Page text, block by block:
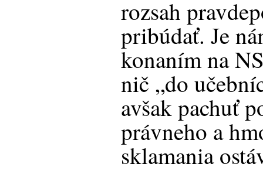
rozsah
pribúdať. Je
konaním na
nič „do
avšak pachuť
právneho a
sklamania